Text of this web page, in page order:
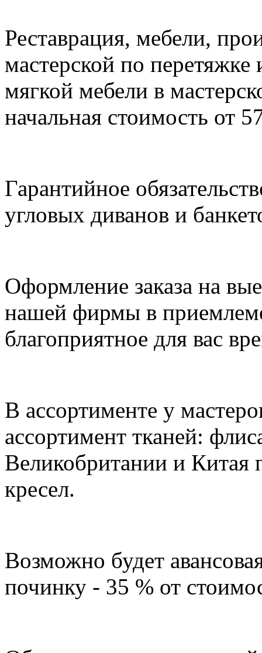
Реставрация, мебели,
мастерской по перетяжке
мягкой мебели в
начальная стоимость от
Гарантийное
угловых диванов и
Оформление заказа на
нашей фирмы в
благоприятное для вас
В ассортименте у
ассортимент тканей:
Великобритании и Китая
кресел.
Возможно будет
починку - 35 % от